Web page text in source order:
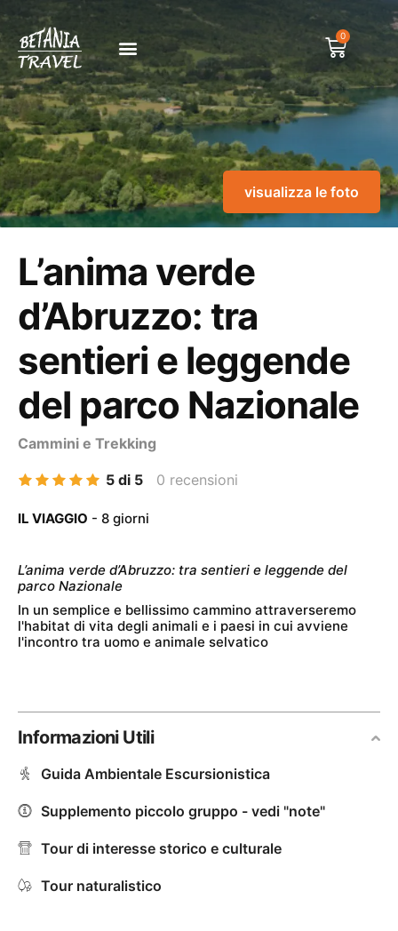
0
visualizza le foto
L’anima verde
d’Abruzzo: tra
sentieri e leggende
del parco Nazionale
Cammini e Trekking
5 di 5 0 recensioni
IL VIAGGIO - 8 giorni
L’anima verde d’Abruzzo: tra sentieri e leggende del
parco Nazionale
In un semplice e bellissimo cammino attraverseremo
l'habitat di vita degli animali e i paesi in cui avviene
l'incontro tra uomo e animale selvatico
Informazioni Utili
Guida Ambientale Escursionistica
Supplemento piccolo gruppo - vedi "note"
Tour di interesse storico e culturale
Tour naturalistico